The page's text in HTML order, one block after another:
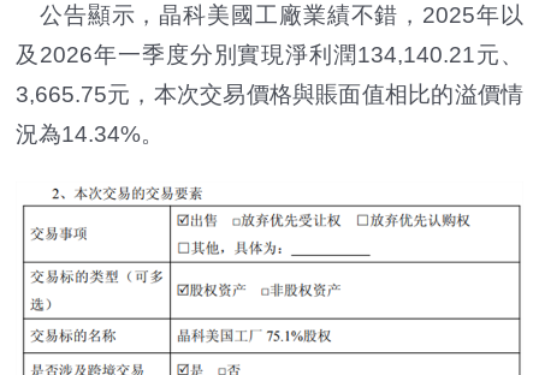
公告顯示，晶科美國工廠業績不錯，2025年以
及2026年一季度分別實現淨利潤134,140.21元、
3,665.75元，本次交易價格與賬面值相比的溢價情
況為14.34%。